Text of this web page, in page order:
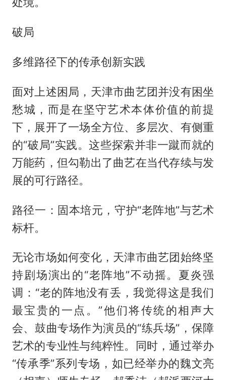
破局
多维路径下的传承创新实践‌
面对上述困局，天津市曲艺团并没有困坐
愁城，而是在坚守艺术本体价值的前提
下，展开了一场全方位、多层次、有侧重
的“破局”实践。这些探索并非一蹴而就的
万能药，但勾勒出了曲艺在当代存续与发
展的可行路径。
路径一：固本培元，守护“老阵地”与艺术
标杆。‌
无论市场如何变化，天津市曲艺团始终坚
持剧场演出的“老阵地”不动摇。夏炎强
调：“老的阵地没有丢，我觉得这是我们
最宝贵的一点。”他们将传统的相声大
会、鼓曲专场作为演员的“练兵场”，保障
艺术的专业性与纯粹性。同时，通过举办
“传承季”系列专场，如已经举办的魏文亮